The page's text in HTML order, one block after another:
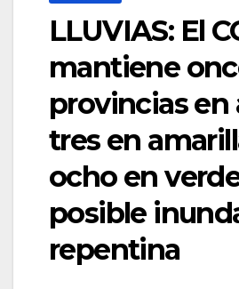
LLUVIAS: El
mantiene
provincias en
tres en
ocho en
posible
repentina